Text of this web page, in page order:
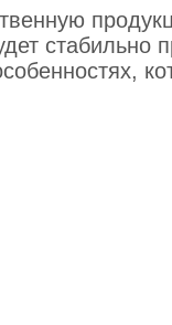
стабильно